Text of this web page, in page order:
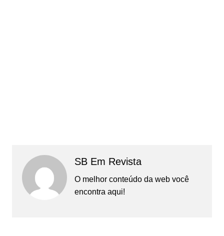
SB Em Revista
O melhor conteúdo da web você
encontra aqui!